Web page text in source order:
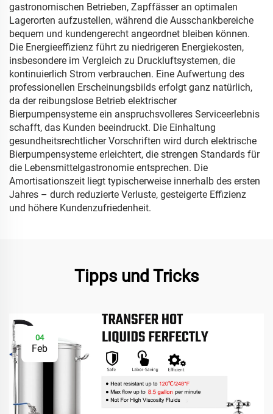
gastronomischen Betrieben, Zapffässer an optimalen
Lagerorten aufzustellen, während die Ausschankbereiche
bequem und kundengerecht angeordnet bleiben können.
Die Energieeffizienz führt zu niedrigeren Energiekosten,
insbesondere im Vergleich zu Druckluftsystemen, die
kontinuierlich Strom verbrauchen. Eine Aufwertung des
professionellen Erscheinungsbilds erfolgt ganz natürlich,
da der reibungslose Betrieb elektrischer
Bierpumpensysteme ein anspruchsvolleres Serviceerlebnis
schafft, das Kunden beeindruckt. Die Einhaltung
gesundheitsrechtlicher Vorschriften wird durch elektrische
Bierpumpensysteme erleichtert, die strengen Standards für
die Lebensmittelgastronomie entsprechen. Die
Amortisationszeit liegt typischerweise innerhalb des ersten
Jahres – durch reduzierte Verluste, gesteigerte Effizienz
und höhere Kundenzufriedenheit.
Tipps und Tricks
04
Feb